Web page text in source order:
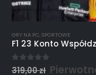
GRY NA PC, SPORTOWE
F1 23 Konto
0out of 5
319,00zł